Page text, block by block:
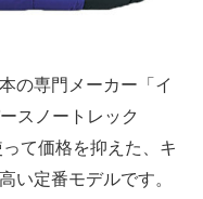
の専門メーカー「イ
スノートレック
て価格を抑えた、キ
い定番モデルです。